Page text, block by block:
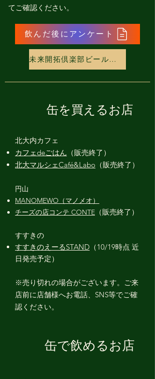
てご確認ください。
飲んだ後にアンケート
未来開拓倶楽部ビールの取扱店舗はこちら
缶を買えるお店
北大内カフェ
カフェdeごはん （販売終了 ）
​​北大マルシェCafé&Labo （販売終了）
円山
MANOMEWO（マノメオ）
チーズの店コンテ CONTE （販売終了 ）
すすきの
すすきのえーるSTAND​ （10/19時点 近
日発売予定）
※売り切れの場合がございます。ご来
店前に店舗様へお電話、SNS等でご確
認ください。
缶で飲めるお店